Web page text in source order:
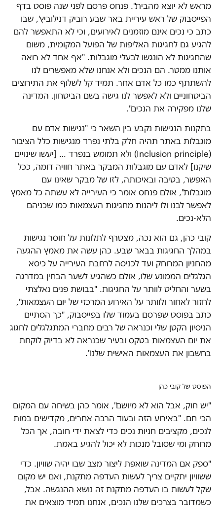
מראש לא יוצא מהבית". פנחס פרסם לפני שנה פוסט בדף
הפייסבוק של ראש עיריית באר שבע רוביק דנילוביץ', שבו
כתב כי נכים אינם מוזמנים לאירועים, וכי לא התאפשר להם
להגיע גם לחגיגות האליפות של הפועל המקומית, משום
שהחגיגות לא הונגשו לבעלי מוגבלות. "אף אחד לא רואה
אותנו ממטר. הם הנכים ולא אנחנו שלא מאפשרים לנו
להשתתף כמו כל אדם אחר. תמיד קל לשלוף את התירוצים
הביטחוניים ולא לאפשר לנו גישה בשם הביטחון. המדינה
שלנו מפקירה את הנכים".
בתקנות הנגישות נקבע בין השאר כי "נגישות אדם עם
מוגבלות באתר תהיה חלק בלתי נפרד מנגישות כלל הציבור
(Inclusion principle) ולא תמומש בנפרד … [יעשו שינויים
שיקנו] לאדם עם מוגבלות המבקר באתר חוויה דומה, ככל
האפשר, בטיבה ובאיכותה, לזו של מבקר שאינו עם
מוגבלות", אולם פנחס אומר כי העירייה לא עשתה כל מאמץ
לאפשר לבנו ולו ליהנות מחגיגות העצמאות כמו שכניהם
הלא-נכים.
קובי כהן, גם הוא נכה, מצטרף לתלונות על חוסר נגישות
במהלך החגיגות בבאר שבע. כהן עשה את מאמץ ההגעה
מהחניון המרוחק ועד לכניסה לרחבת העירייה על כיסא
הגלגלים הממונע שלו, אולם כשהגיע לשער הבחין במדרגה
בשער והחליט לוותר על החגיגות. "בבושת פנים נאלצתי
לחזור לאחור ולוותר על האירוע המרכזי של יום העצמאות",
כתב בפוסט שפרסם בעמוד שלו בפייסבוק, "כך הסתיים
הניסיון הקטן שלי וכנראה של רבים מחברי המתגלגלים לחגוג
את יום העצמאות בטקס ובעיר שכנראה לא בדיוק לוקחת
בחשבון את העצמאות האישית שלנו".
הפוסט של קובי כהן
"יש חוק, אבל הוא לא מיושם", אומר כהן בשיחה עם המקום
הכי חם. "באירוע הזה ובעוד הרבה אחרים, מקדישים במות
לנכים, מקציבים חניות נכים כדי לצאת ידי חובה, אך הכל
מרוחק ומי שסובל מנכות לא יכול להגיע באמת.
"ספק אם המדינה שואפת ליצור מצב שבו יהיה שוויון. כדי
ששוויון יתקיים צריך לעשות העדפה מתקנת, ואם יש מקום
שקל לעשות בו העדפה מתקנת זה נושא ההנגשה. אבל,
כשמדובר בצרכים שלנו הנכים, אנחנו תמיד מוצאים את